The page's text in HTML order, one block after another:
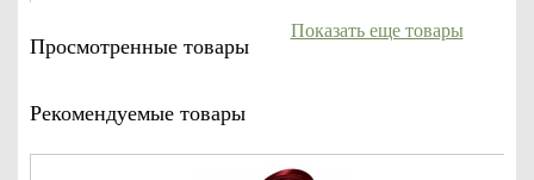
Просмотренные товары
Рекомендуемые товары
Показать еще товары